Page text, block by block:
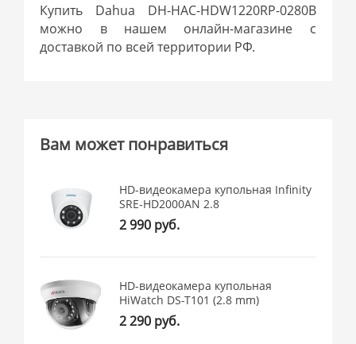
Купить Dahua DH-HAC-HDW1220RP-0280B
можно в нашем онлайн-магазине с
доставкой по всей территории РФ.
Вам может понравиться
HD-видеокамера купольная Infinity
SRE-HD2000AN 2.8
2 990 руб.
HD-видеокамера купольная
HiWatch DS-T101 (2.8 mm)
2 290 руб.